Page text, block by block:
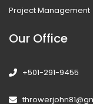
Project Management
Our Office
+501-291-9455